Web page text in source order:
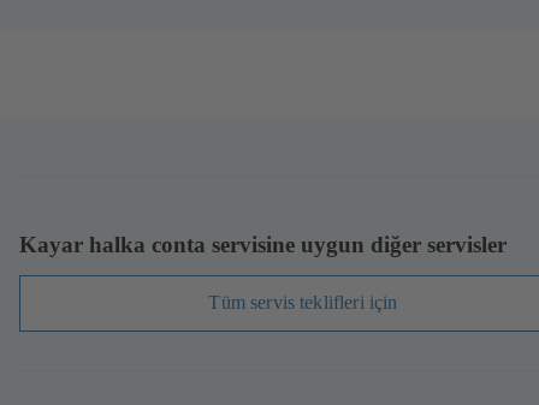
Kayar halka conta servisine uygun diğer servisler
Tüm servis teklifleri için